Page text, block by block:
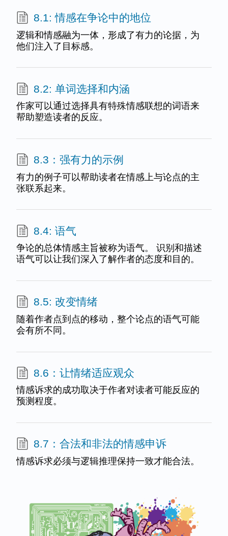
8.1: 情感在争论中的地位
逻辑和情感融为一体，形成了有力的论据，为
他们注入了目标感。
8.2: 单词选择和内涵
作家可以通过选择具有特殊情感联想的词语来
帮助塑造读者的反应。
8.3：强有力的示例
有力的例子可以帮助读者在情感上与论点的主
张联系起来。
8.4: 语气
争论的总体情感主旨被称为语气。 识别和描述
语气可以让我们深入了解作者的态度和目的。
8.5: 改变情绪
随着作者点到点的移动，整个论点的语气可能
会有所不同。
8.6：让情绪适应观众
情感诉求的成功取决于作者对读者可能反应的
预测程度。
8.7：合法和非法的情感申诉
情感诉求必须与逻辑推理保持一致才能合法。